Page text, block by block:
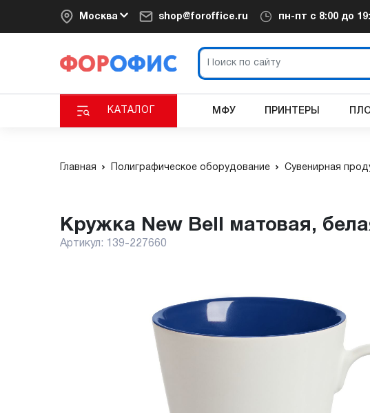
Москва shop@foroffice.ru пн-пт с 8:00 до
КАТАЛОГ МФУ ПРИНТЕРЫ
Главная Полиграфическое оборудование Сувенирная
Кружка New Bell матовая,
Артикул: 139-227660